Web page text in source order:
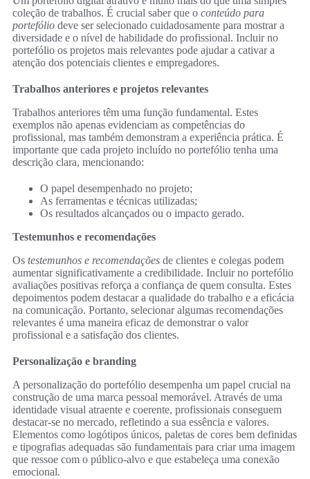
coleção de trabalhos. É crucial saber que o conteúdo para
portefólio deve ser selecionado cuidadosamente para mostrar a
diversidade e o nível de habilidade do profissional. Incluir no
portefólio os projetos mais relevantes pode ajudar a cativar a
atenção dos potenciais clientes e empregadores.
Trabalhos anteriores e projetos relevantes
Trabalhos anteriores têm uma função fundamental. Estes
exemplos não apenas evidenciam as competências do
profissional, mas também demonstram a experiência prática. É
importante que cada projeto incluído no portefólio tenha uma
descrição clara, mencionando:
O papel desempenhado no projeto;
As ferramentas e técnicas utilizadas;
Os resultados alcançados ou o impacto gerado.
Testemunhos e recomendações
Os testemunhos e recomendações de clientes e colegas podem
aumentar significativamente a credibilidade. Incluir no portefólio
avaliações positivas reforça a confiança de quem consulta. Estes
depoimentos podem destacar a qualidade do trabalho e a eficácia
na comunicação. Portanto, selecionar algumas recomendações
relevantes é uma maneira eficaz de demonstrar o valor
profissional e a satisfação dos clientes.
Personalização e branding
A personalização do portefólio desempenha um papel crucial na
construção de uma marca pessoal memorável. Através de uma
identidade visual atraente e coerente, profissionais conseguem
destacar-se no mercado, refletindo a sua essência e valores.
Elementos como logótipos únicos, paletas de cores bem definidas
e tipografias adequadas são fundamentais para criar uma imagem
que ressoe com o público-alvo e que estabeleça uma conexão
emocional.